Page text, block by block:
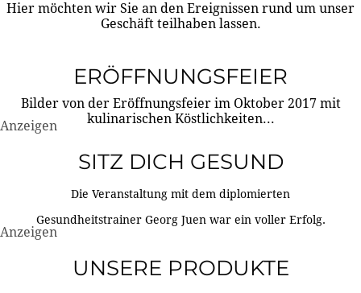
Hier möchten wir Sie an den Ereignissen rund um unser
Geschäft teilhaben lassen.
ERÖFFNUNGSFEIER
Bilder von der Eröffnungsfeier im Oktober 2017 mit
kulinarischen Köstlichkeiten...
Anzeigen
SITZ DICH GESUND
Die Veranstaltung mit dem diplomierten
Gesundheitstrainer Georg Juen war ein voller Erfolg.
Anzeigen
UNSERE PRODUKTE